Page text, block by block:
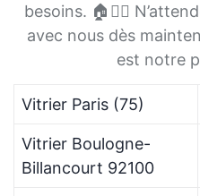
besoins. 🏠👷‍♂️
avec nous dès
est notre
Vitrier Paris (75)
Vitrier Boulogne-
Billancourt 92100